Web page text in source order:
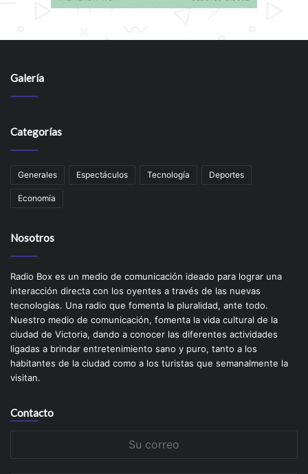
Galería
Categorías
Generales Espectáculos Tecnología Deportes
Economía
Nosotros
Radio Box es un medio de comunicación ideado para lograr una
interacción directa con los oyentes a través de las nuevas
tecnologías. Una radio que fomenta la pluralidad, ante todo.
Nuestro medio de comunicación, fomenta la vida cultural de la
ciudad de Victoria, dando a conocer las diferentes actividades
ligadas a brindar entretenimiento sano y puro, tanto a los
habitantes de la ciudad como a los turistas que semanalmente la
visitan.
Contacto